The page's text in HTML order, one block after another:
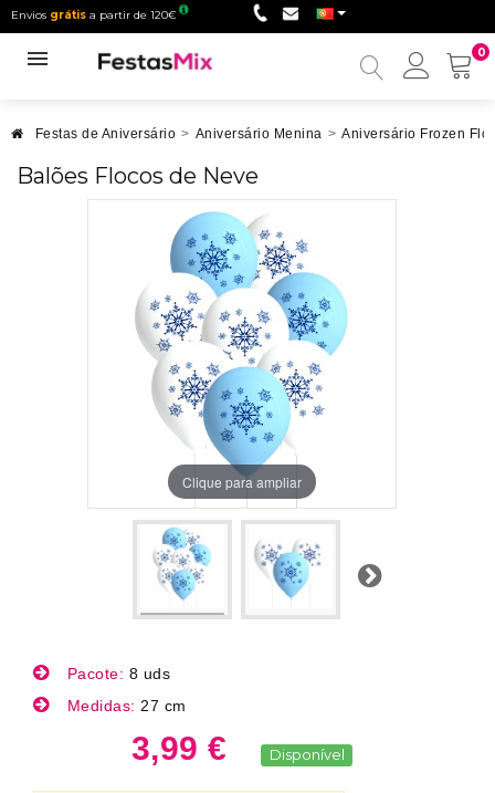
Envios grátis a partir de 120€
0
Minha
Festas de Aniversário > Aniversário Menina > Aniversário Frozen
Balões Flocos de Neve
Clique para ampliar
Próximo
Pacote: 8 uds
Medidas: 27 cm
3,99 € Disponível